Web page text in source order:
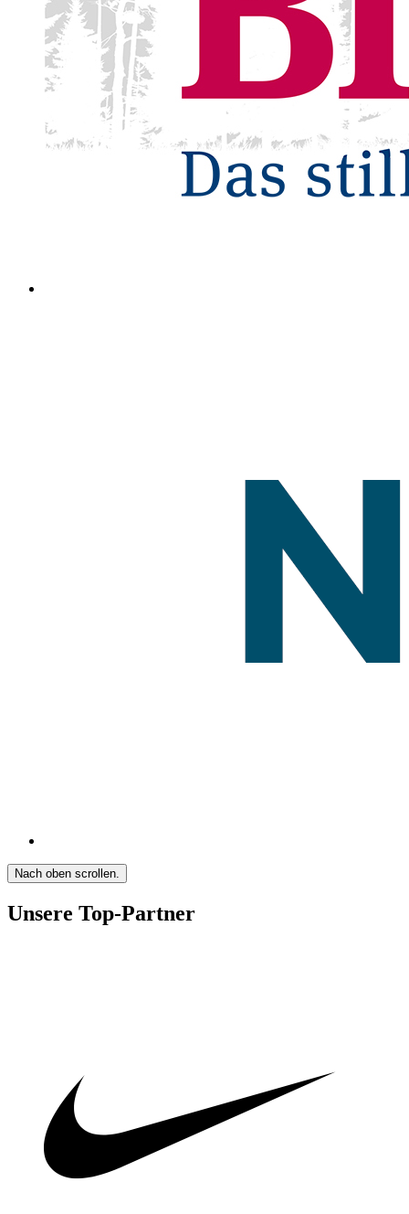
Nach oben scrollen.
Unsere Top-Partner